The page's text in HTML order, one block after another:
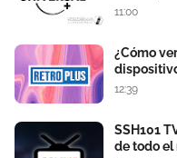
11:00
¿Cómo
12:39
SSH101
de todo el